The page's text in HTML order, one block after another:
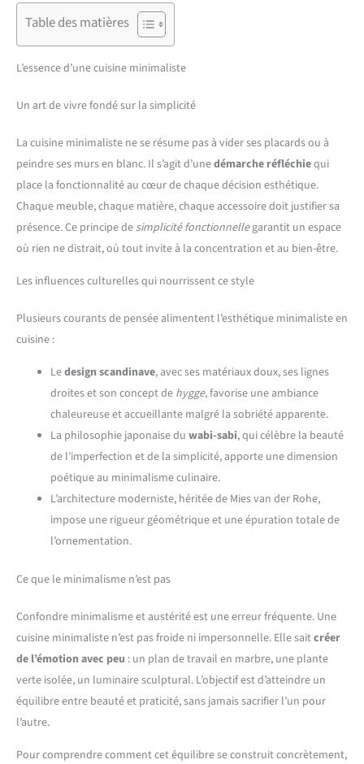
Table des matières
L’essence d’une cuisine minimaliste
Un art de vivre fondé sur la simplicité
La cuisine minimaliste ne se résume pas à vider ses placards ou à
peindre ses murs en blanc. Il s’agit d’unedémarche réfléchiequi
place la fonctionnalité au cœur de chaque décision esthétique.
Chaque meuble, chaque matière, chaque accessoire doit justifier sa
présence. Ce principe de simplicité fonctionnellegarantit un espace
où rien ne distrait, où tout invite à la concentration et au bien-être.
Les influences culturelles qui nourrissent ce style
Plusieurs courants de pensée alimentent l’esthétique minimaliste en
cuisine :
Ledesign scandinave, avec ses matériaux doux, ses lignes
droites et son concept de hygge, favorise une ambiance
chaleureuse et accueillante malgré la sobriété apparente.
La philosophie japonaise du wabi-sabi, qui célèbre la beauté
de l’imperfection et de la simplicité, apporte une dimension
poétique au minimalisme culinaire.
L’architecture moderniste, héritée de Mies van der Rohe,
impose une rigueur géométrique et une épuration totale de
l’ornementation.
Ce que le minimalisme n’est pas
Confondre minimalisme et austérité est une erreur fréquente. Une
cuisine minimaliste n’est pas froide ni impersonnelle. Elle saitcréer
de l’émotion avec peu : un plan de travail en marbre, une plante
verte isolée, un luminaire sculptural. L’objectif est d’atteindre un
équilibre entre beauté et praticité, sans jamais sacrifier l’un pour
l’autre.
Pour comprendre comment cet équilibre se construit concrètement,